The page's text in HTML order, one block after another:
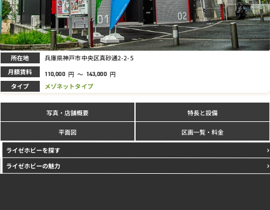
所在地 兵庫県神戸市中央区真砂通2-2-5
月額賃料 110,000 円 ～ 143,000 円
タイプ メゾネットタイプ
写真・店舗概要 特長と設備
平面図 区画一覧・料金
ライゼホビーを探す
ライゼホビーの魅力